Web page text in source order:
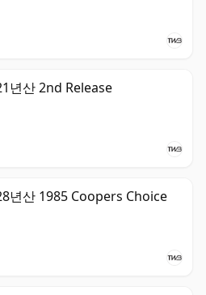
년산 2nd Release
년산 1985 Coopers Choice